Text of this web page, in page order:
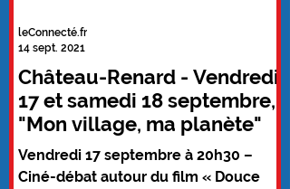
Château-Renard - Vendredi
17 et samedi 18 septembre,
"Mon village, ma planète"
Vendredi 17 septembre à 20h30 –
Ciné-débat autour du film « Douce
leConnecté.fr
14 sept. 2021